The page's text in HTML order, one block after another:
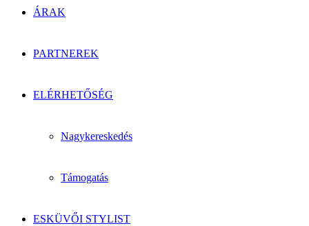
ÁRAK
PARTNEREK
ELÉRHETŐSÉG
Nagykereskedés
Támogatás
ESKÜVŐI STYLIST